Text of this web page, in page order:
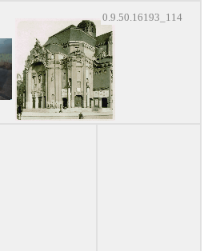
0.9.50.16193_114